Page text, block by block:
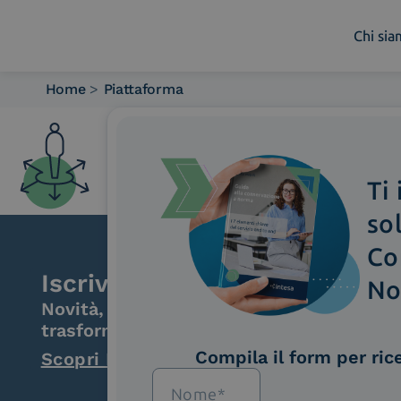
Chi
Chi siamo
Cosa facciamo
Piattaforme
Industry
News e Media
Home > Piattaforma
Iscriviti alla newsletter
Novità, iniziative ed eventi dal mondo
trasformazione digitale.
Scopri InNews
Ti
Compila il form per